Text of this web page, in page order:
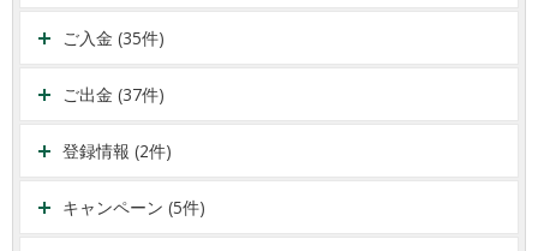
ご入金 (35件)
ご出金 (37件)
登録情報 (2件)
キャンペーン (5件)